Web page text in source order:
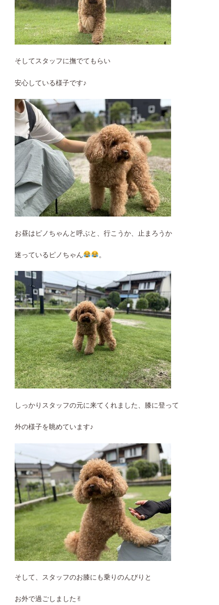
そしてスタッフに撫でてもらい
安心している様子です♪
お昼はピノちゃんと呼ぶと、行こうか、止まろうか
迷っているピノちゃん 。
しっかりスタッフの元に来てくれました、膝に登って
外の様子を眺めています♪
そして、スタッフのお膝にも乗りのんびりと
お外で過ごしました✌︎